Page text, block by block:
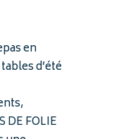
en
d’été
DE FOLIE